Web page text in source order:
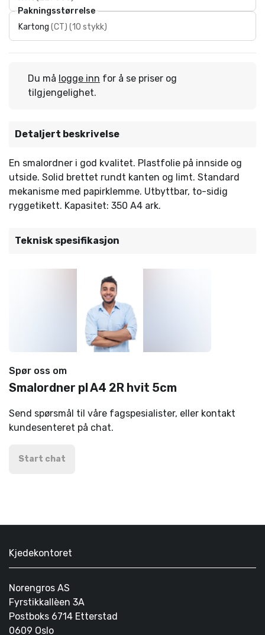
Pakningsstørrelse
Kartong (CT) (10 stykk)
Du må logge inn for å se priser og
tilgjengelighet.
Detaljert beskrivelse
En smalordner i god kvalitet. Plastfolie på innside og
utside. Solid brettet rundt kanten og limt. Standard
mekanisme med papirklemme. Utbyttbar, to-sidig
ryggetikett. Kapasitet: 350 A4 ark.
Teknisk spesifikasjon
Spør oss om
Smalordner pl A4 2R hvit 5cm
Send spørsmål til våre fagspesialister, eller kontakt
kundesenteret på chat.
Start chat
Kjedekontoret
Norengros AS
Fyrstikkallèen 3A
Postboks 6714 Etterstad
0609 Oslo